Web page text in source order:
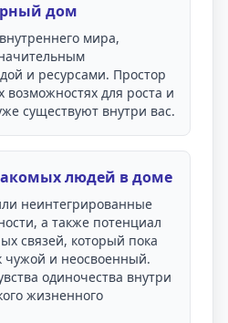
дом
мира,
и ресурсами. Простор
возможностях для роста и
существуют внутри вас.
людей в доме
неинтегрированные
а также потенциал
связей, который пока
чужой и неосвоенный.
одиночества внутри
жизненного